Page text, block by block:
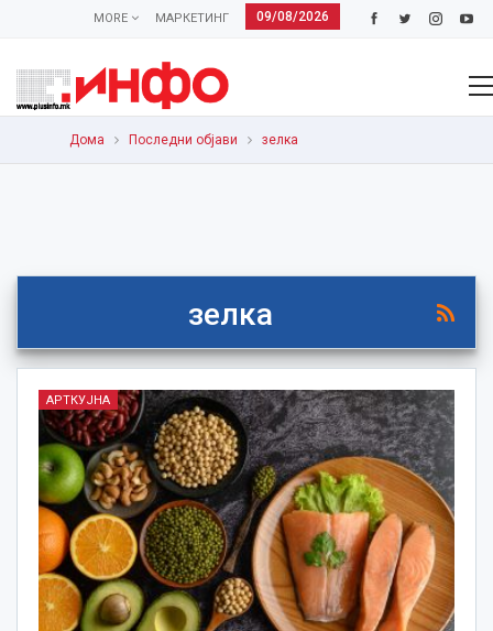
09/08/2026
МАРКЕТИНГ
MORE
Дома Последни објави зелка
зелка
АРТКУЈНА